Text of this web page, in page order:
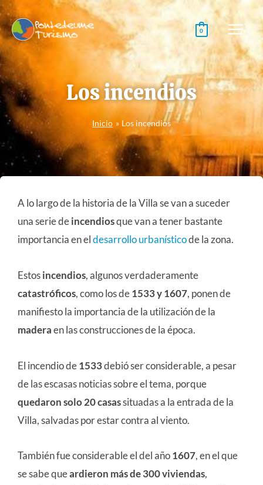
Ir
al
contenido
0
Los incendios
Inicio Los incendios
A lo largo de la historia de la Villa se van a suceder
una serie deincendiosque van a tener bastante
importancia en eldesarrollo urbanísticode la zona.
Estosincendios, algunos verdaderamente
catastróficos, como los de1533 y 1607, ponen de
manifiesto la importancia de la utilización de la
maderaen las construcciones de la época.
El incendio de1533debió ser considerable, a pesar
de las escasas noticias sobre el tema, porque
quedaron solo 20 casassituadas a la entrada de la
Villa, salvadas por estar contra al viento.
También fue considerable el del año1607, en el que
se sabe queardieron más de 300 viviendas,